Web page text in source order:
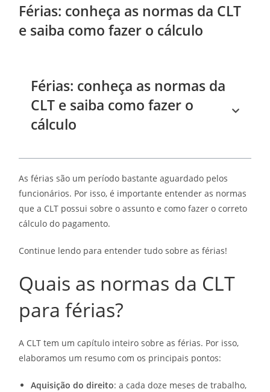
Férias: conheça as normas da CLT
e saiba como fazer o cálculo
Férias: conheça as normas da
CLT e saiba como fazer o
cálculo
As férias são um período bastante aguardado pelos
funcionários. Por isso, é importante entender as normas
que a CLT possui sobre o assunto e como fazer o correto
cálculo do pagamento.
Continue lendo para entender tudo sobre as férias!
Quais as normas da CLT
para férias?
A CLT tem um capítulo inteiro sobre as férias. Por isso,
elaboramos um resumo com os principais pontos:
Aquisição do direito: a cada doze meses de trabalho,